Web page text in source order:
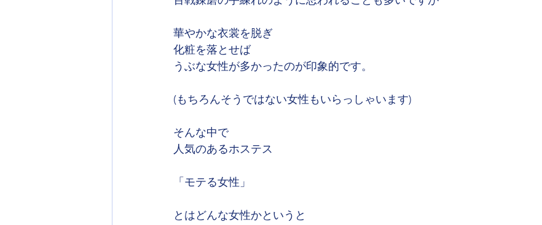
華やかな衣裳を脱ぎ
化粧を落とせば
うぶな女性が多かったのが印象的です。
(もちろんそうではない女性もいらっしゃいます)
そんな中で
人気のあるホステス
「モテる女性」
とはどんな女性かというと